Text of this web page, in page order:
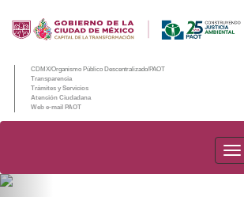
CDMX/Organismo Público Descentralizado/PAOT
Transparencia
Trámites y Servicios
Atención Ciudadana
Web e-mail PAOT